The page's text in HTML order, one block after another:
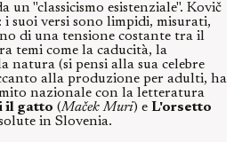
un"classicismo esistenziale". Kovič
suoi versi sono limpidi, misurati,
di una tensione costante tra il
temi come la caducità, la
natura (si pensi alla sua celebre
alla produzione per adulti, ha
nazionale con la letteratura
il gatto (Maček Muri) e L'orsetto
in Slovenia.